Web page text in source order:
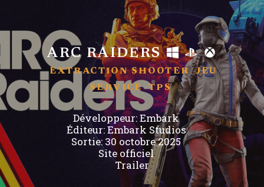
ARC RAIDERS
EXTRACTION SHOOTER
JEU
SERVICE
TPS
Développeur:Embark
Éditeur:Embark Studios
Sortie: 30 octobre 2025
Site officiel
Trailer